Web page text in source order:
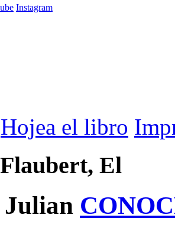
Instagram
Hojea el libro
El
Julian